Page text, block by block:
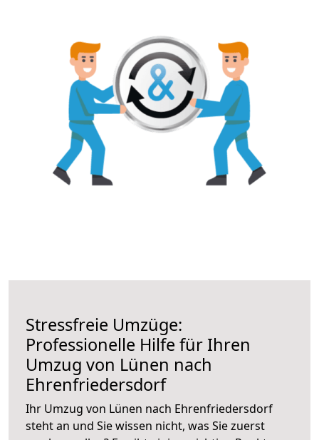
Stressfreie Umzüge:
Professionelle Hilfe für Ihren
Umzug von Lünen nach
Ehrenfriedersdorf
Ihr Umzug von Lünen nach Ehrenfriedersdorf
steht an und Sie wissen nicht, was Sie zuerst